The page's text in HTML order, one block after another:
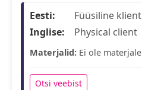
Eesti:
Füüsiline klient
Inglise:
Physical client
Materjalid: Ei ole materjale
Otsi veebist